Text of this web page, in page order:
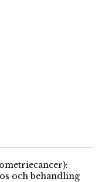
och behandling